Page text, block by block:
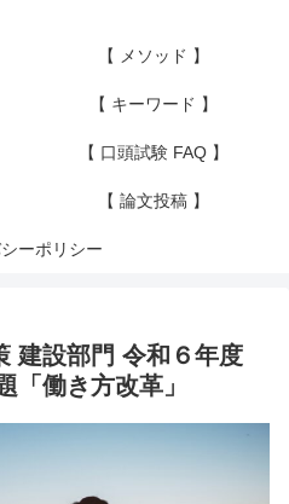
【 メソッド 】
【 キーワード 】
【 口頭試験 FAQ 】
【 論文投稿 】
ーポリシー
建設部門 令和６年度
働き方改革」